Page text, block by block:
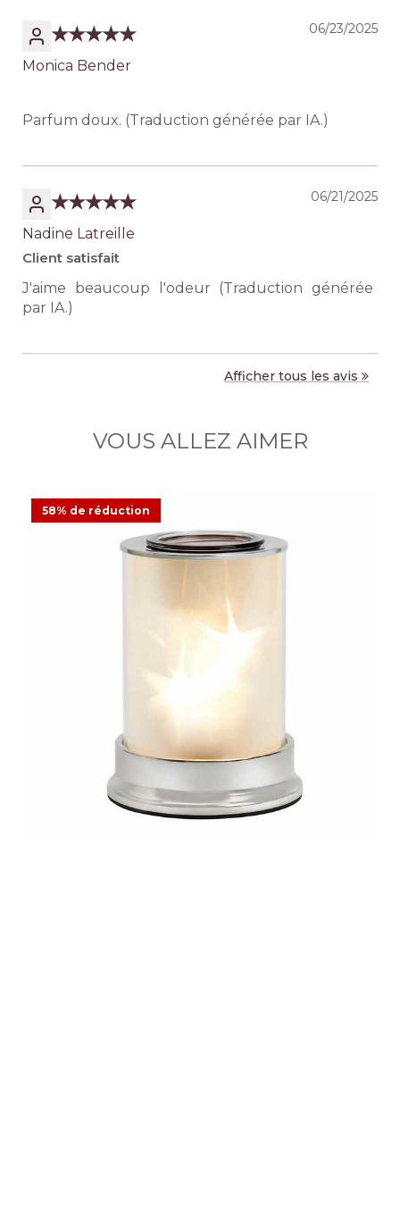
06/23/2025
Monica Bender
Parfum doux. (Traduction générée par IA.)
06/21/2025
Nadine Latreille
Client satisfait
J'aime beaucoup l'odeur (Traduction générée
par IA.)
Afficher tous les avis
VOUS ALLEZ AIMER
58% de réduction